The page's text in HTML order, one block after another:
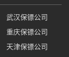
武汉保镖公司
重庆保镖公司
天津保镖公司